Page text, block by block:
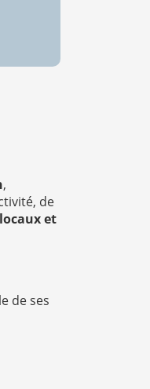
,
de
et
de ses